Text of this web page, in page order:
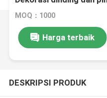
MOQ：1000
Harga terbaik
DESKRIPSI PRODUK